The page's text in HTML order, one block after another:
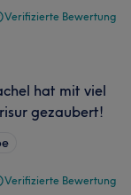
Verifizierte Bewertung
hat mit viel
gezaubert!
Verifizierte Bewertung